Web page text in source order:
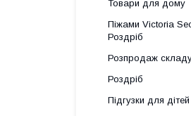
Товари для дому
Піжами Victoria
Роздріб
Розпродаж
Роздріб
Підгузки для дітей